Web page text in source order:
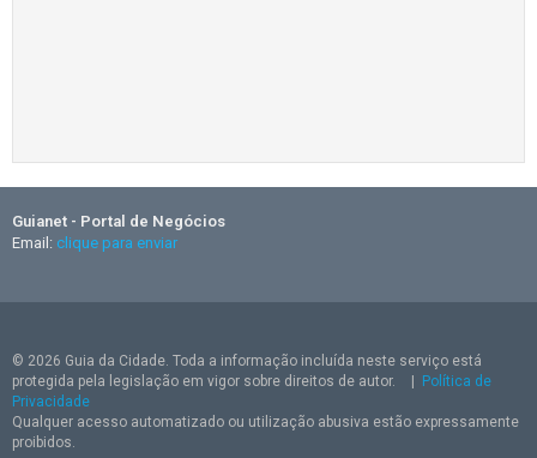
Guianet - Portal de Negócios
Email: clique para enviar
© 2026 Guia da Cidade. Toda a informação incluída neste serviço está
protegida pela legislação em vigor sobre direitos de autor.
| Política de
Privacidade
Qualquer acesso automatizado ou utilização abusiva estão expressamente
proibidos.